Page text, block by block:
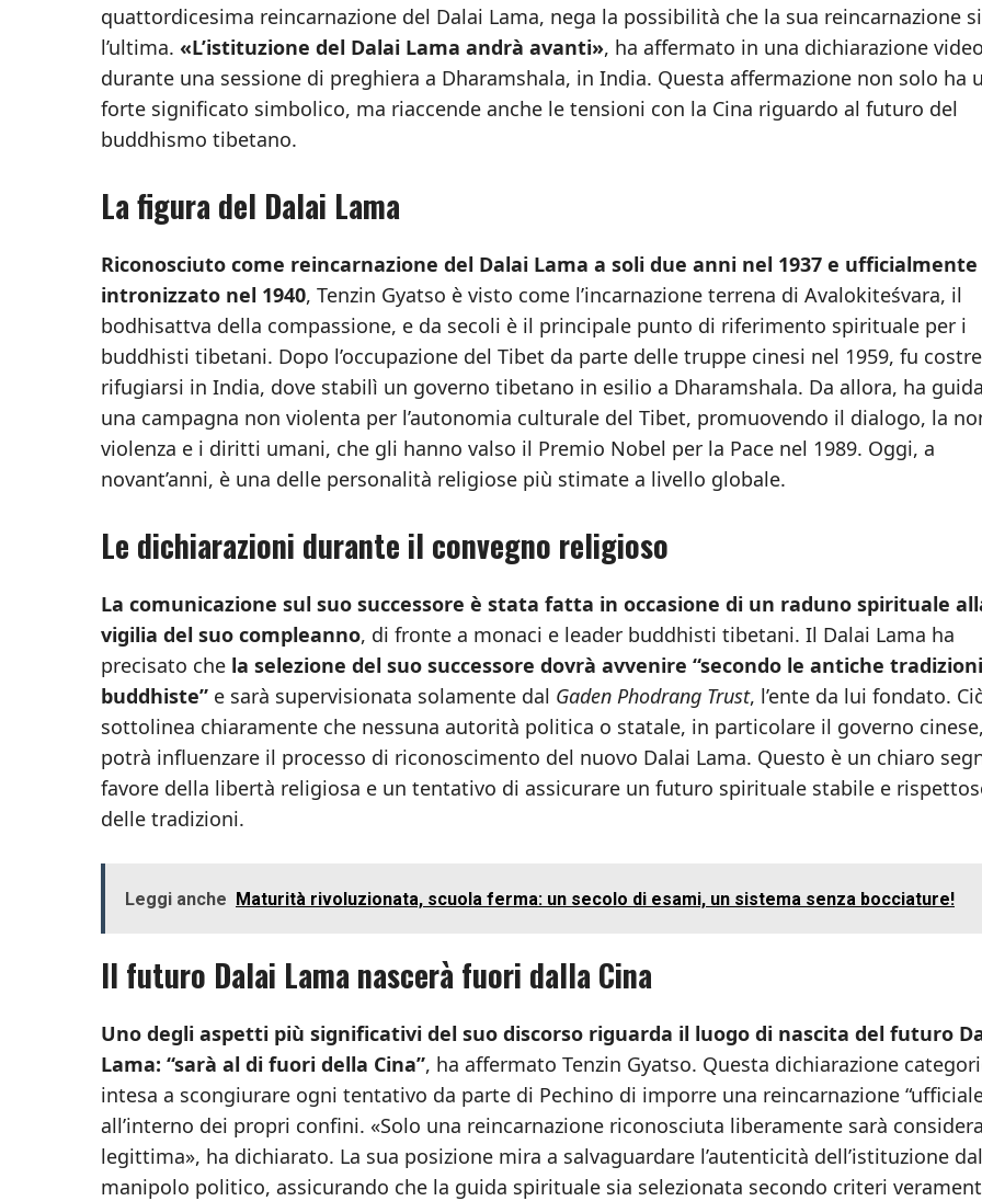
quattordicesima reincarnazione del Dalai Lama, nega la possibilità che la sua reincarnazione
l’ultima. «L’istituzione del Dalai Lama andrà avanti», ha affermato in una dichiarazione video
durante una sessione di preghiera a Dharamshala, in India. Questa affermazione non solo ha
forte significato simbolico, ma riaccende anche le tensioni con la Cina riguardo al futuro del
buddhismo tibetano.
La figura del Dalai Lama
Riconosciuto come reincarnazione del Dalai Lama a soli due anni nel 1937 e ufficialmente
intronizzato nel 1940, Tenzin Gyatso è visto come l’incarnazione terrena di Avalokiteśvara, il
bodhisattva della compassione, e da secoli è il principale punto di riferimento spirituale per i
buddhisti tibetani. Dopo l’occupazione del Tibet da parte delle truppe cinesi nel 1959, fu
rifugiarsi in India, dove stabilì un governo tibetano in esilio a Dharamshala. Da allora, ha
una campagna non violenta per l’autonomia culturale del Tibet, promuovendo il dialogo, la
violenza e i diritti umani, che gli hanno valso il Premio Nobel per la Pace nel 1989. Oggi, a
novant’anni, è una delle personalità religiose più stimate a livello globale.
Le dichiarazioni durante il convegno religioso
La comunicazione sul suo successore è stata fatta in occasione di un raduno spirituale
vigilia del suo compleanno, di fronte a monaci e leader buddhisti tibetani. Il Dalai Lama ha
precisato che la selezione del suo successore dovrà avvenire “secondo le antiche tradizioni
buddhiste” e sarà supervisionata solamente dal Gaden Phodrang Trust, l’ente da lui fondato.
sottolinea chiaramente che nessuna autorità politica o statale, in particolare il governo cinese,
potrà influenzare il processo di riconoscimento del nuovo Dalai Lama. Questo è un chiaro
favore della libertà religiosa e un tentativo di assicurare un futuro spirituale stabile e
delle tradizioni.
Leggi anche Maturità rivoluzionata, scuola ferma: un secolo di esami, un sistema senza bocciature!
Il futuro Dalai Lama nascerà fuori dalla Cina
Uno degli aspetti più significativi del suo discorso riguarda il luogo di nascita del futuro
Lama: “sarà al di fuori della Cina”, ha affermato Tenzin Gyatso. Questa dichiarazione
intesa a scongiurare ogni tentativo da parte di Pechino di imporre una reincarnazione
all’interno dei propri confini. «Solo una reincarnazione riconosciuta liberamente sarà
legittima», ha dichiarato. La sua posizione mira a salvaguardare l’autenticità dell’istituzione dal
manipolo politico, assicurando che la guida spirituale sia selezionata secondo criteri